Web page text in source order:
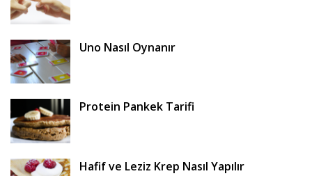
Uno Nasıl Oynanır
Protein Pankek Tarifi
Hafif ve Leziz Krep Nasıl Yapılır